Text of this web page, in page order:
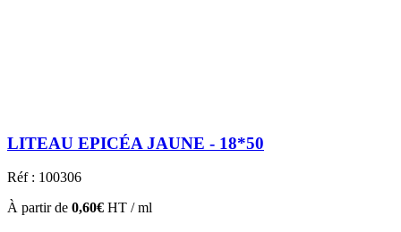
LITEAU EPICÉA JAUNE - 18*50
Réf : 100306
À partir de 0,60€ HT / ml